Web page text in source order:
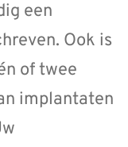
een
Ook is
of twee
implantaten